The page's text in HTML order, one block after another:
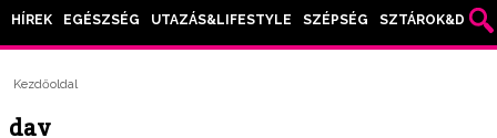
HÍREK EGÉSZSÉG UTAZÁS&LIFESTYLE SZÉPSÉG SZTÁROK&DIVAT
Kezdőoldal
dav